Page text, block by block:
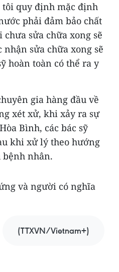
tôi quy định mặc định
phải đảm bảo chất
sửa chữa xong sẽ
sửa chữa xong sẽ
hoàn toàn có thể ra y
gia hàng đầu về
xét xử, khi xảy ra sự
Bình, các bác sỹ
khi xử lý theo hướng
bệnh nhân.
và người có nghĩa
(TTXVN/Vietnam+)